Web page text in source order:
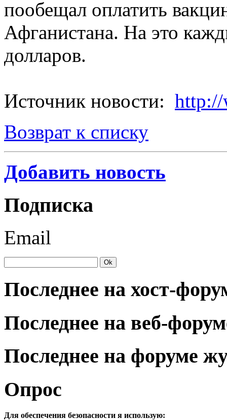
пообещал оплатить
Афганистана. На это
долларов.
Источник новости: http://
Возврат к списку
Добавить новость
Подписка
Email
Последнее на хост-
Последнее на веб-
Последнее на форуме
Опрос
Для обеспечения безопасности я использую: